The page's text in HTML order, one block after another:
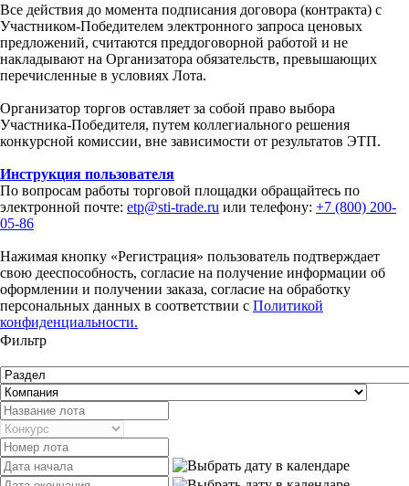
Все действия до момента подписания договора (контракта) с
Участником-Победителем электронного запроса ценовых
предложений, считаются преддоговорной работой и не
накладывают на Организатора обязательств, превышающих
перечисленные в условиях Лота.
Организатор торгов оставляет за собой право выбора
Участника-Победителя, путем коллегиального решения
конкурсной комиссии, вне зависимости от результатов ЭТП.
Инструкция пользователя
По вопросам работы торговой площадки обращайтесь по
электронной почте: etp@sti-trade.ru или телефону: +7 (800) 200-
05-86
Нажимая кнопку «Регистрация» пользователь подтверждает
свою дееспособность, согласие на получение информации об
оформлении и получении заказа, согласие на обработку
персональных данных в соответствии с Политикой
конфиденциальности.
Фильтр